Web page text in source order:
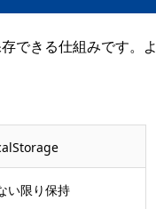
できる仕組みです。
い限り保持